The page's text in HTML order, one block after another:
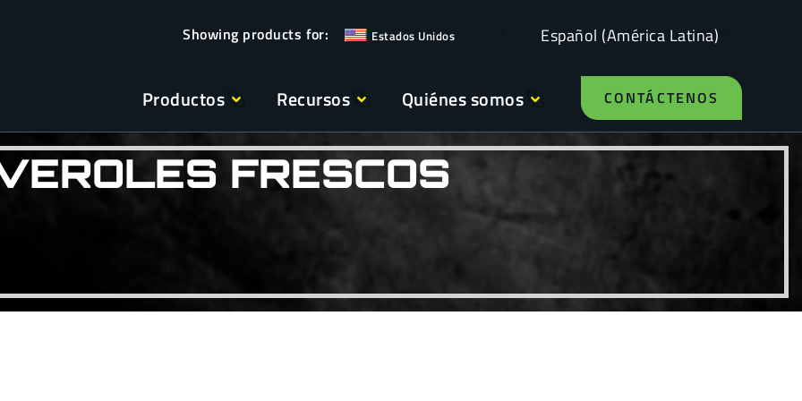
Estados Unidos Español (América Latina)
Productos Recursos Quiénes somos CONTÁCTENOS
FRESCOS